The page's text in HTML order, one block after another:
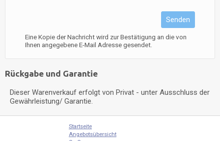
Senden
Eine Kopie der Nachricht wird zur Bestätigung an die von
Ihnen angegebene E-Mail Adresse gesendet.
Rückgabe und Garantie
Dieser Warenverkauf erfolgt von Privat - unter Ausschluss der
Gewährleistung/ Garantie.
Startseite
Angebotsübersicht